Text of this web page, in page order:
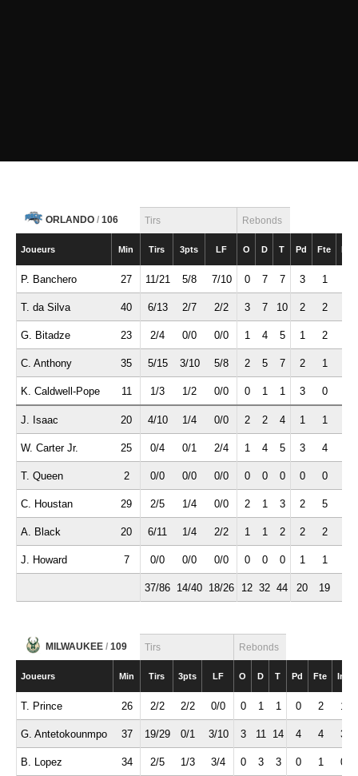
ORLANDO / 106 Tirs Rebonds
Joueurs Min Tirs 3pts LF O D T Pd Fte
P. Banchero 27 11/21 5/8 7/10 0 7 7 3 1
T. da Silva 40 6/13 2/7 2/2 3 7 10 2 2
G. Bitadze 23 2/4 0/0 0/0 1 4 5 1 2
C. Anthony 35 5/15 3/10 5/8 2 5 7 2 1
K. Caldwell-Pope 11 1/3 1/2 0/0 0 1 1 3 0
J. Isaac 20 4/10 1/4 0/0 2 2 4 1 1
W. Carter Jr. 25 0/4 0/1 2/4 1 4 5 3 4
T. Queen 2 0/0 0/0 0/0 0 0 0 0 0
C. Houstan 29 2/5 1/4 0/0 2 1 3 2 5
A. Black 20 6/11 1/4 2/2 1 1 2 2 2
J. Howard 7 0/0 0/0 0/0 0 0 0 1 1
37/86 14/40 18/26 12 32 44 20 19
MILWAUKEE / 109 Tirs Rebonds
Joueurs Min Tirs 3pts LF O D T Pd Fte Int
T. Prince 26 2/2 2/2 0/0 0 1 1 0 2 1
G. Antetokounmpo 37 19/29 0/1 3/10 3 11 14 4 4 3
B. Lopez 34 2/5 1/3 3/4 0 3 3 0 1 0